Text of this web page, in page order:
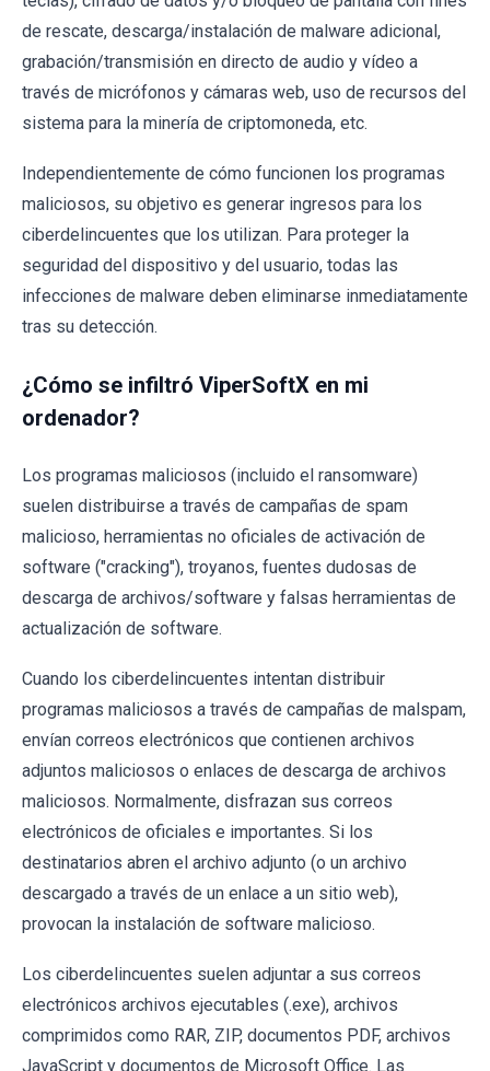
de rescate, descarga/instalación de malware adicional,
grabación/transmisión en directo de audio y vídeo a
través de micrófonos y cámaras web, uso de recursos del
sistema para la minería de criptomoneda, etc.
Independientemente de cómo funcionen los programas
maliciosos, su objetivo es generar ingresos para los
ciberdelincuentes que los utilizan. Para proteger la
seguridad del dispositivo y del usuario, todas las
infecciones de malware deben eliminarse inmediatamente
tras su detección.
¿Cómo se infiltró ViperSoftX en mi
ordenador?
Los programas maliciosos (incluido el ransomware)
suelen distribuirse a través de campañas de spam
malicioso, herramientas no oficiales de activación de
software ("cracking"), troyanos, fuentes dudosas de
descarga de archivos/software y falsas herramientas de
actualización de software.
Cuando los ciberdelincuentes intentan distribuir
programas maliciosos a través de campañas de malspam,
envían correos electrónicos que contienen archivos
adjuntos maliciosos o enlaces de descarga de archivos
maliciosos. Normalmente, disfrazan sus correos
electrónicos de oficiales e importantes. Si los
destinatarios abren el archivo adjunto (o un archivo
descargado a través de un enlace a un sitio web),
provocan la instalación de software malicioso.
Los ciberdelincuentes suelen adjuntar a sus correos
electrónicos archivos ejecutables (.exe), archivos
comprimidos como RAR, ZIP, documentos PDF, archivos
JavaScript y documentos de Microsoft Office. Las